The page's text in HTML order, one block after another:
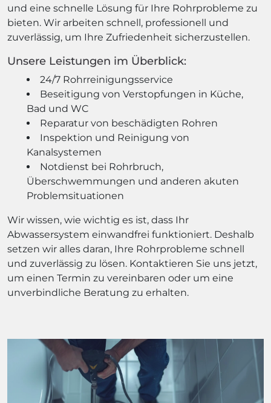
und eine schnelle Lösung für Ihre Rohrprobleme zu
bieten. Wir arbeiten schnell, professionell und
zuverlässig, um Ihre Zufriedenheit sicherzustellen.
Unsere Leistungen im Überblick:
24/7 Rohrreinigungsservice
Beseitigung von Verstopfungen in Küche,
Bad und WC
Reparatur von beschädigten Rohren
Inspektion und Reinigung von
Kanalsystemen
Notdienst bei Rohrbruch,
Überschwemmungen und anderen akuten
Problemsituationen
Wir wissen, wie wichtig es ist, dass Ihr
Abwassersystem einwandfrei funktioniert. Deshalb
setzen wir alles daran, Ihre Rohrprobleme schnell
und zuverlässig zu lösen. Kontaktieren Sie uns jetzt,
um einen Termin zu vereinbaren oder um eine
unverbindliche Beratung zu erhalten.